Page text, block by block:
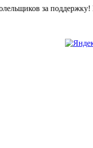
за поддержку!